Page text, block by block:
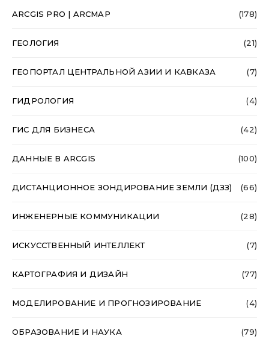
ARCGIS PRO | ARCMAP (178)
ГЕОЛОГИЯ (21)
ГЕОПОРТАЛ ЦЕНТРАЛЬНОЙ АЗИИ И КАВКАЗА (7)
ГИДРОЛОГИЯ (4)
ГИС ДЛЯ БИЗНЕСА (42)
ДАННЫЕ В ARCGIS (100)
ДИСТАНЦИОННОЕ ЗОНДИРОВАНИЕ ЗЕМЛИ (ДЗЗ) (66)
ИНЖЕНЕРНЫЕ КОММУНИКАЦИИ (28)
ИСКУССТВЕННЫЙ ИНТЕЛЛЕКТ (7)
КАРТОГРАФИЯ И ДИЗАЙН (77)
МОДЕЛИРОВАНИЕ И ПРОГНОЗИРОВАНИЕ (4)
ОБРАЗОВАНИЕ И НАУКА (79)